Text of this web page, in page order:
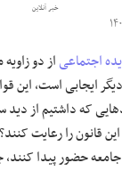
خبر آنلاین
اجتماعیاز دو
ایجابی است، این
که داشتیم از دید
قانون را رعایت
جامعه حضور پیدا